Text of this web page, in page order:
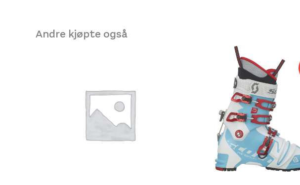
DB Hugger Washbag Black Out
Andre kjøpte også